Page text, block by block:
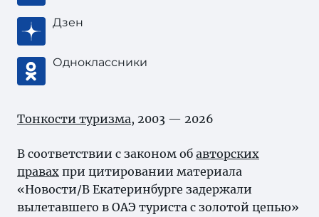
Дзен
Одноклассники
Тонкости туризма, 2003 — 2026
В соответствии с законом об авторских
правах при цитировании материала
«Новости/В Екатеринбурге задержали
вылетавшего в ОАЭ туриста с золотой цепью»